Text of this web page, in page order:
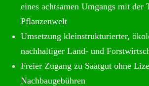
eines achtsamen Umgangs mit der
Pflanzenwelt
Umsetzung kleinstrukturierter,
nachhaltiger Land- und
Freier Zugang zu Saatgut ohne
Nachbaugebühren